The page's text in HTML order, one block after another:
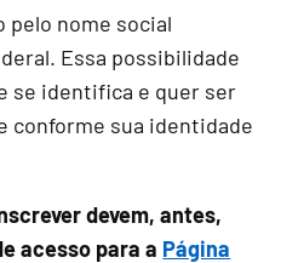
nome social
Essa possibilidade
se identifica e quer ser
conforme sua identidade
devem, antes,
acesso para a Página